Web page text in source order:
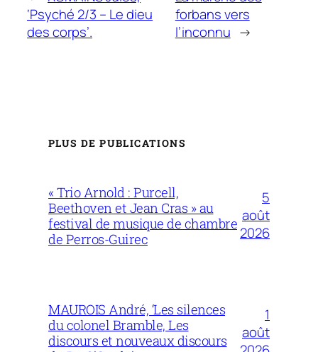
‘Psyché 2/3 – Le dieu
des corps’.
forbans vers
l’inconnu →
PLUS DE PUBLICATIONS
« Trio Arnold : Purcell,
Beethoven et Jean Cras » au
festival de musique de chambre
de Perros-Guirec
5
août
2026
MAUROIS André, ‘Les silences
du colonel Bramble, Les
discours et nouveaux discours
1
août